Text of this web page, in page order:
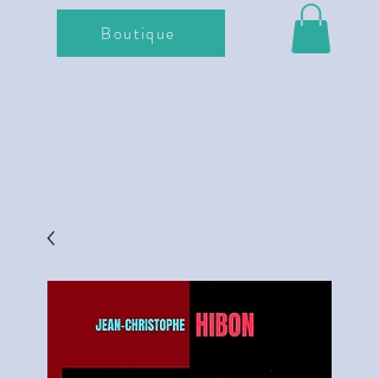
Boutique